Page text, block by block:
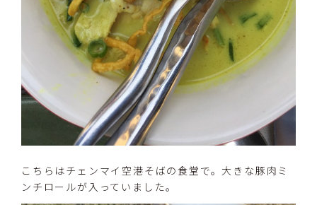
こちらはチェンマイ空港そばの食堂で。大きな豚肉ミ
ンチロールが入っていました。